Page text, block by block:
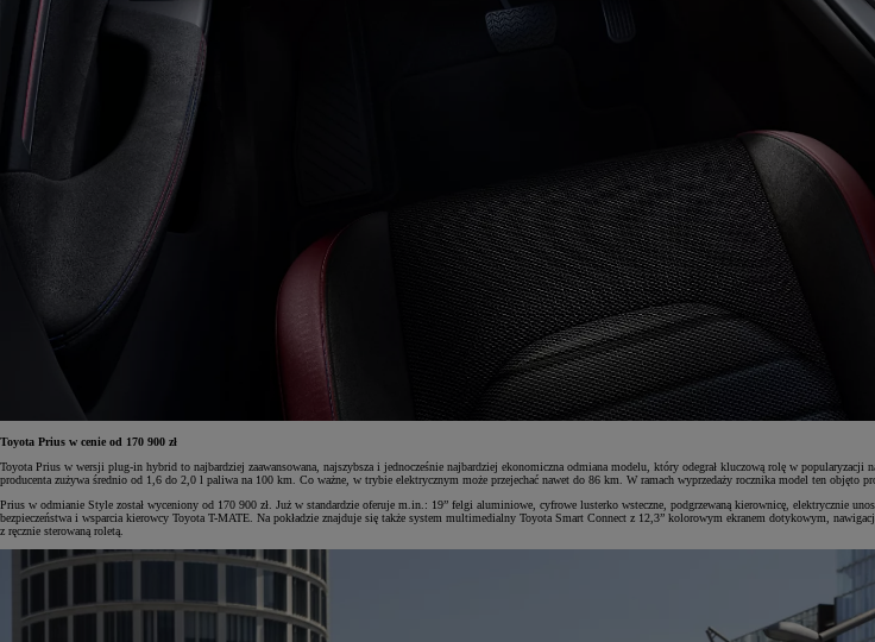
Corolla Hatchback
HYBRID
Toyota Prius w cenie od 170 900 zł
Toyota Prius w wersji plug-in hybrid to najbardziej zaawansowana, najszybsza i jednocześnie najbardziej ekonomiczna odmiana modelu, który odegrał kluczową rolę w
producenta zużywa średnio od 1,6 do 2,0 l paliwa na 100 km. Co ważne, w trybie elektrycznym może przejechać nawet do 86 km. W ramach wyprzedaży rocznika model ten objęto
Prius w odmianie Style został wyceniony od 170 900 zł. Już w standardzie oferuje m.in.: 19” felgi aluminiowe, cyfrowe lusterko wsteczne, podgrzewaną kierownicę, elektrycznie
bezpieczeństwa i wsparcia kierowcy Toyota T-MATE. Na pokładzie znajduje się także system multimedialny Toyota Smart Connect z 12,3” kolorowym ekranem dotykowym,
z ręcznie sterowaną roletą.